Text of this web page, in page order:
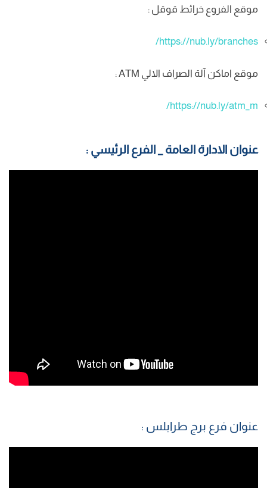
موقع الفروع خرائط قوقل :
https://nub.ly/branches/
موقع اماكن آلة الصراف الالي ATM :
https://nub.ly/atm_m/
عنوان الادارة العامة _ الفرع الرئيسي :
عنوان فرع برج طرابلس :